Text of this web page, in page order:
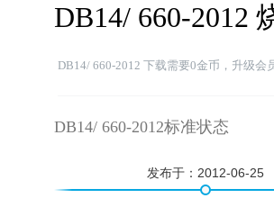
DB14/ 660-2012
DB14/ 660-2012 下载需要0金币，升级会
DB14/ 660-2012标准状态
发布于： 2012-06-25